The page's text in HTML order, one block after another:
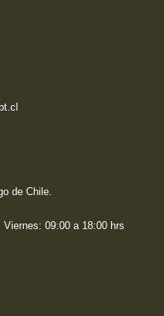
de Chile.
09:00 a 18:00 hrs